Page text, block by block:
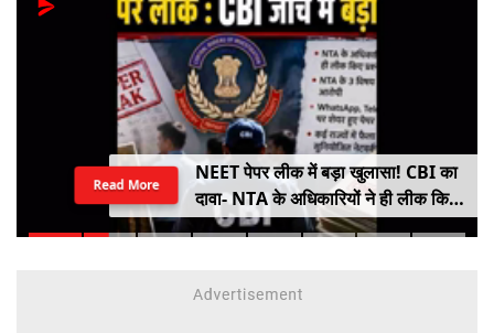
NEET पेपर लीक में बड़ा खुलासा! CBI का
दावा- NTA के अधिकारियों ने ही लीक किए
थे प्रश्नपत्र
Read More